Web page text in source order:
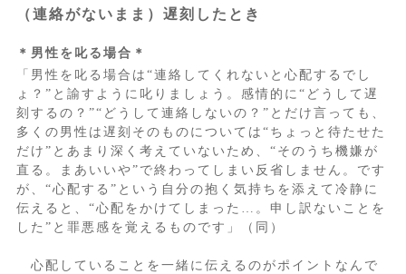
（連絡がないまま）遅刻したとき
＊男性を叱る場合＊
「男性を叱る場合は“連絡してくれないと心配するでし
ょ？”と諭すように叱りましょう。感情的に“どうして遅
刻するの？”“どうして連絡しないの？”とだけ言っても、
多くの男性は遅刻そのものについては“ちょっと待たせた
だけ”とあまり深く考えていないため、“そのうち機嫌が
直る。まあいいや”で終わってしまい反省しません。です
が、“心配する”という自分の抱く気持ちを添えて冷静に
伝えると、“心配をかけてしまった…。申し訳ないことを
した”と罪悪感を覚えるものです」（同）
心配していることを一緒に伝えるのがポイントなんで